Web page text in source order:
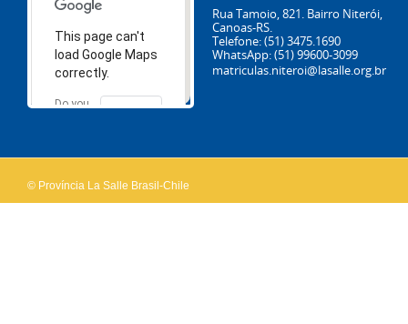
This page can't
load Google Maps
correctly.
Do you
OK
Rua Tamoio, 821. Bairro Niterói,
Canoas-RS.
Telefone: (51) 3475.1690
WhatsApp: (51) 99600-3099
matriculas.niteroi@lasalle.org.br
© Província La Salle Brasil-Chile